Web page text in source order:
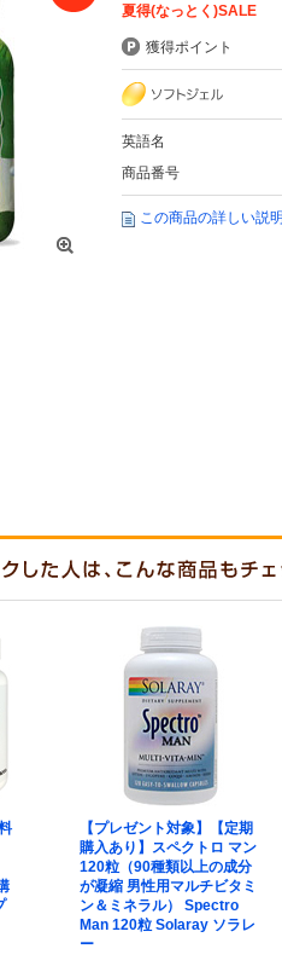
夏得(なっとく)SALE
獲得ポイント
英語名
商品番号
この商品の詳しい説
【プレゼント対象】【定期
購入あり】スペクトロ マン
120粒（90種類以上の成分
が凝縮 男性用マルチビタミ
ン＆ミネラル） Spectro
Man 120粒 Solaray ソラレ
ー